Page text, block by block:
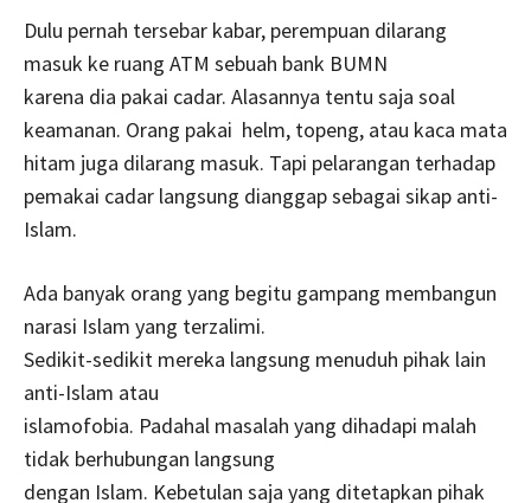
Dulu pernah tersebar kabar, perempuan dilarang
masuk ke ruang ATM sebuah bank BUMN
karena dia pakai cadar. Alasannya tentu saja soal
keamanan. Orang pakai helm, topeng, atau kaca mata
hitam juga dilarang masuk. Tapi pelarangan terhadap
pemakai cadar langsung dianggap sebagai sikap anti-
Islam.
Ada banyak orang yang begitu gampang membangun
narasi Islam yang terzalimi.
Sedikit-sedikit mereka langsung menuduh pihak lain
anti-Islam atau
islamofobia. Padahal masalah yang dihadapi malah
tidak berhubungan langsung
dengan Islam. Kebetulan saja yang ditetapkan pihak